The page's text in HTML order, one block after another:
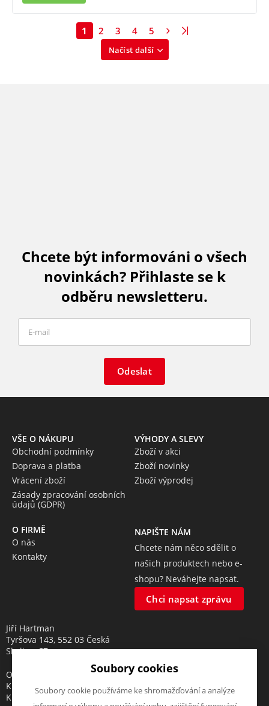
Načíst další
1 2 3 4 5
Chcete být informováni o všech
novinkách? Přihlaste se k
odběru newsletteru.
Odeslat
VŠE O NÁKUPU
Obchodní podmínky
Doprava a platba
Vrácení zboží
Zásady zpracování osobních
údajů (GDPR)
VÝHODY A SLEVY
Zboží v akci
Zboží novinky
Zboží výprodej
O FIRMĚ
O nás
Kontakty
NAPIŠTE NÁM
Chcete nám něco sdělit o
našich produktech nebo e-
shopu? Neváhejte napsat.
Chci napsat zprávu
Jiří Hartman
Tyršova 143, 552 03 Česká
Skalice, CZ
Obchodní rejstřík vedený u
Krajského soudu v Hradci
Králové, oddíl A, vložka 18553
Soubory cookies
Soubory cookie používáme ke shromažďování a analýze